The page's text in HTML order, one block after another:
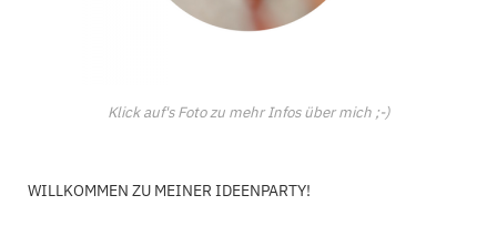
Klick auf's Foto zu mehr Infos über mich ;-)
WILLKOMMEN ZU MEINER IDEENPARTY!